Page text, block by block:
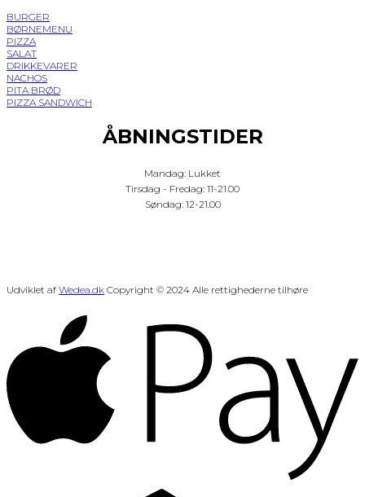
BURGER
BØRNEMENU
PIZZA
SALAT
DRIKKEVARER
NACHOS
PITA BRØD
PIZZA SANDWICH
ÅBNINGSTIDER
Mandag: Lukket
Tirsdag - Fredag: 11-21.00
Søndag: 12-21.00
Udviklet af Wedea.dk Copyright © 2024 Alle rettighederne tilhøre